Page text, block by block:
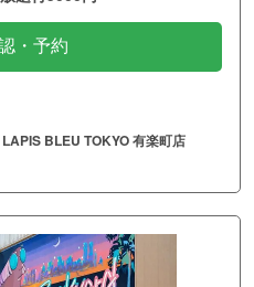
・予約
BLEU TOKYO 有楽町店